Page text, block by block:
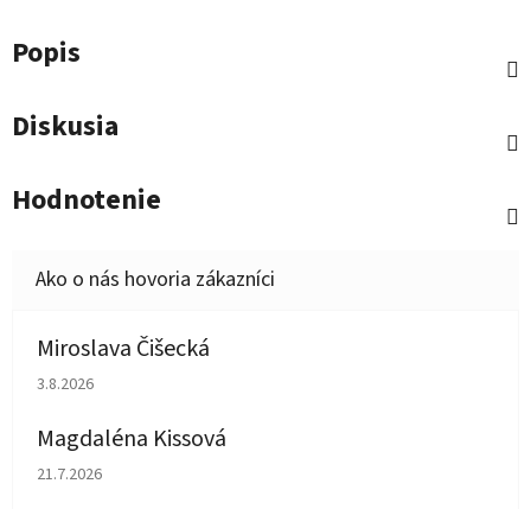
Popis
Diskusia
Hodnotenie
Miroslava Čišecká
Hodnotenie obchodu je 1 z 5 hviezdičiek.
3.8.2026
Magdaléna Kissová
Hodnotenie obchodu je 5 z 5 hviezdičiek.
21.7.2026